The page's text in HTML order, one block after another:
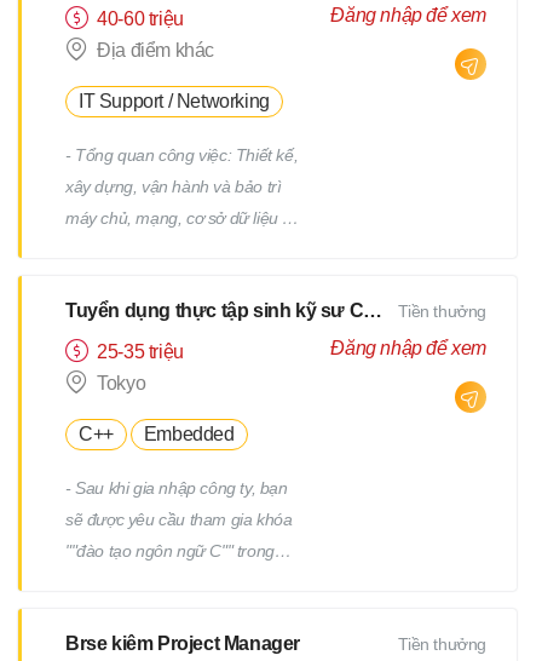
(trong phạm vi 23 quận của
Tokyo) *Việc chuyển giao dự án
40-60 triệu
Địa điểm khác
IT Support / Networking
- Tổng quan công việc: Thiết kế,
xây dựng, vận hành và bảo trì
máy chủ, mạng, cơ sở dữ liệu /
cả các giai đoạn trên và dưới
của quy trình. Chúng tôi sẽ giao
cho bạn các công việc phù hợp
bạn. - Ví dụ về công việc: Thiết
Windows/Linux Tái cấu trúc hạ
tầng liên quan đến việc thay thế
hệ điều hành hoặc phần mềm
Đăng nhập để xem
Tuyển dụng thực tập sinh kỹ sư CNTT
25-35 triệu
Tokyo
C++ Embedded
- Sau khi gia nhập công ty, bạn
sẽ được yêu cầu tham gia khóa
""đào tạo ngôn ngữ C"" trong
yêu cầu tham gia thêm một
Tiền thưởng
Đăng nhập để xem
Brse kiêm Project Manager
Tiền thưởng